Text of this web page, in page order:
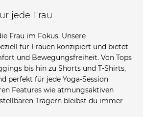
jede Frau
Frau im Fokus. Unsere
für Frauen konzipiert und bietet
und Bewegungsfreiheit. Von Tops
bis hin zu Shorts und T-Shirts,
perfekt für jede Yoga-Session
Features wie atmungsaktiven
Trägern bleibst du immer